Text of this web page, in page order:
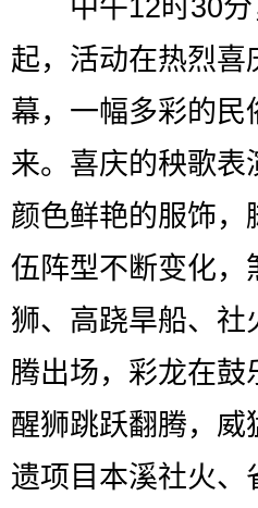
中午12时30分
起，活动在热烈喜
幕，一幅多彩的民
来。喜庆的秧歌表
颜色鲜艳的服饰，
伍阵型不断变化，
狮、高跷旱船、社
腾出场，彩龙在鼓
醒狮跳跃翻腾，威
遗项目本溪社火、